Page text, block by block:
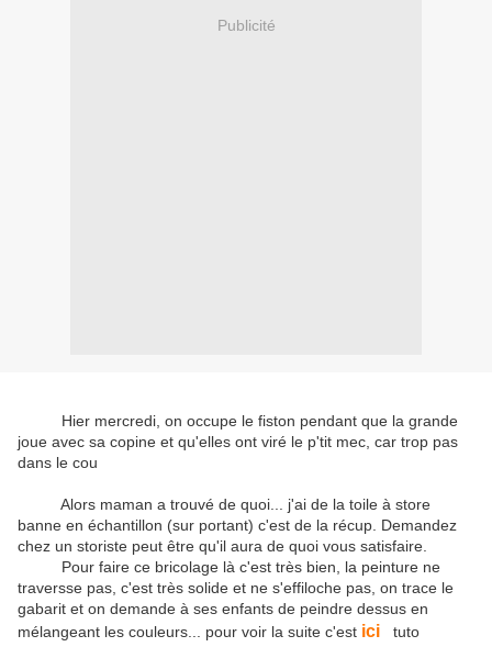
Publicité
Hier mercredi, on occupe le fiston pendant que la grande
joue avec sa copine et qu'elles ont viré le p'tit mec, car trop pas
dans le cou
Alors maman a trouvé de quoi... j'ai de la toile à store
banne en échantillon (sur portant) c'est de la récup. Demandez
chez un storiste peut être qu'il aura de quoi vous satisfaire.
Pour faire ce bricolage là c'est très bien, la peinture ne
traversse pas, c'est très solide et ne s'effiloche pas, on trace le
gabarit et on demande à ses enfants de peindre dessus en
mélangeant les couleurs... pour voir la suite c'est ici tuto